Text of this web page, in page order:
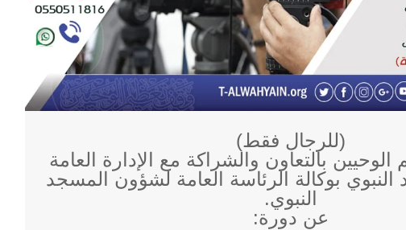
(للرجال فقط)
بالتعاون والشراكة مع الإدارة العامة
النبوي بوكالة الرئاسة العامة لشؤون المسجد
النبوي.
عن دورة: